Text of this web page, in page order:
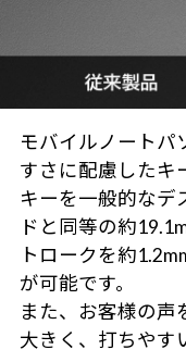
モバイルノートパ
すさに配慮したキ
キーを一般的なデ
ドと同等の約
トロークを約
が可能です。
また、お客様の声
大きく、打ちやす